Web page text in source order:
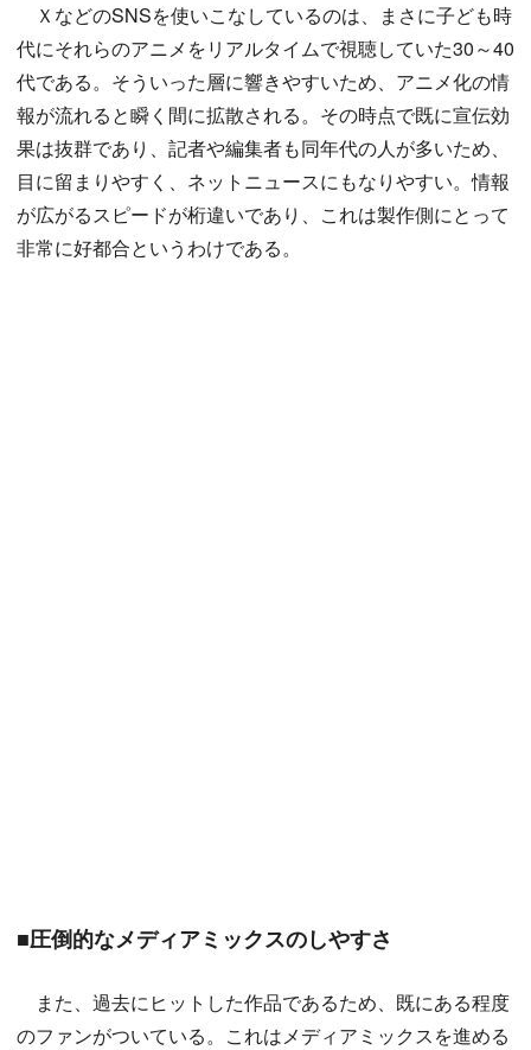
ＸなどのSNSを使いこなしているのは、まさに子ども時
代にそれらのアニメをリアルタイムで視聴していた30～40
代である。そういった層に響きやすいため、アニメ化の情
報が流れると瞬く間に拡散される。その時点で既に宣伝効
果は抜群であり、記者や編集者も同年代の人が多いため、
目に留まりやすく、ネットニュースにもなりやすい。情報
が広がるスピードが桁違いであり、これは製作側にとって
非常に好都合というわけである。
■圧倒的なメディアミックスのしやすさ
また、過去にヒットした作品であるため、既にある程度
のファンがついている。これはメディアミックスを進める